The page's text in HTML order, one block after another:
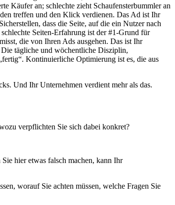
Käufer an; schlechte zieht Schaufensterbummler an
treffen und den Klick verdienen. Das Ad ist Ihr
Sicherstellen, dass die Seite, auf die ein Nutzer nach
Seiten-Erfahrung ist der #1-Grund für
die von Ihren Ads ausgehen. Das ist Ihr
Die tägliche und wöchentliche Disziplin,
Kontinuierliche Optimierung ist es, die aus
Und Ihr Unternehmen verdient mehr als das.
verpflichten Sie sich dabei konkret?
hier etwas falsch machen, kann Ihr
worauf Sie achten müssen, welche Fragen Sie